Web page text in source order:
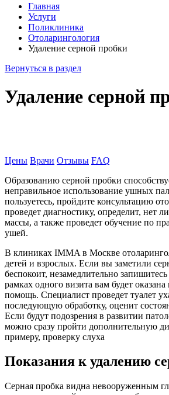
Главная
Услуги
Поликлиника
Отоларингология
Удаление серной пробки
Вернуться в раздел
Удаление серной
Цены Врачи Отзывы FAQ
Образованию серной пробки
неправильное использование ушных
пользуетесь, пройдите консультацию
проведет диагностику, определит, нет
массы, а также проведет обучение по
ушей.
В клиниках IMMA в Москве
детей и взрослых. Если вы заметили
беспокоит, незамедлительно
рамках одного визита вам будет оказана
помощь. Специалист проведет туалет
последующую обработку, оценит
Если будут подозрения в развитии
можно сразу пройти дополнительную
примеру, проверку слуха
Показания к удалению
Серная пробка видна невооруженным